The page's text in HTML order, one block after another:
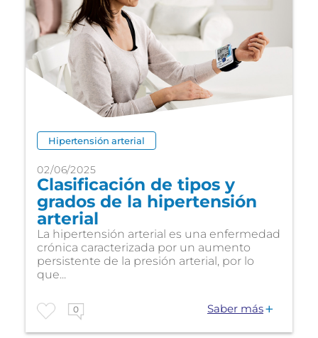
Hipertensión arterial
02/06/2025
Clasificación de tipos y
grados de la hipertensión
arterial
La hipertensión arterial es una enfermedad
crónica caracterizada por un aumento
persistente de la presión arterial, por lo
que...
0 Saber más